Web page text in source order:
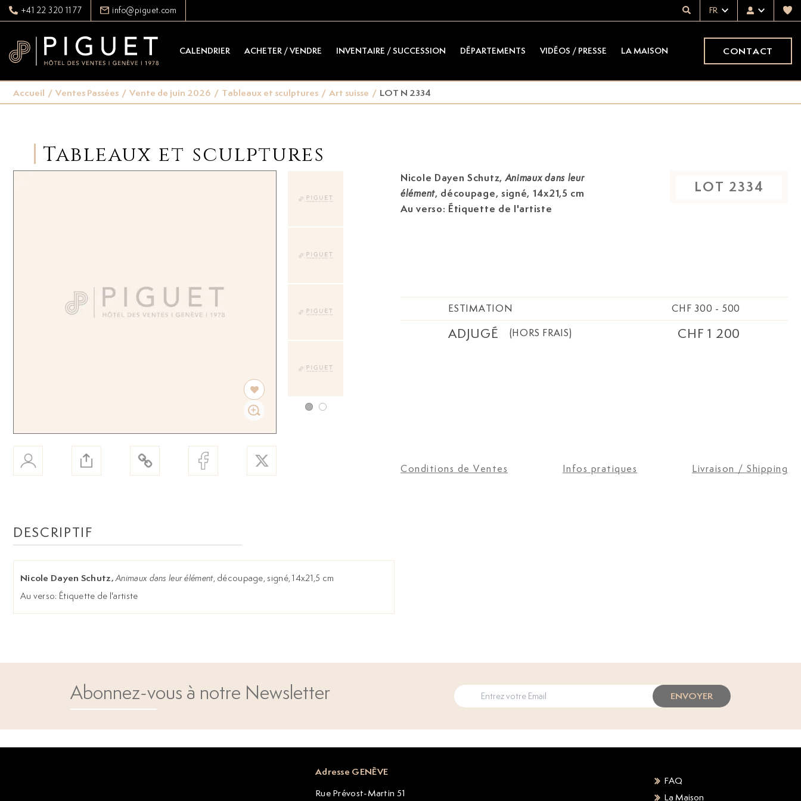
+41 22 320 11 77 info@piguet.com FR
CALENDRIER ACHETER / VENDRE INVENTAIRE / SUCCESSION DÉPARTEMENTS VIDÉOS / PRESSE LA MAISON CONTACT
Accueil / Ventes Passées / Vente de juin 2026 / Tableaux et sculptures / Art suisse / LOT N 2334
Tableaux et sculptures
Nicole Dayen Schutz, Animaux dans leur
élément, découpage, signé, 14x21,5 cm
Au verso: Étiquette de l'artiste
LOT 2334
ESTIMATION CHF 300 - 500
ADJUGÉ (HORS FRAIS) CHF 1 200
Conditions de Ventes Infos pratiques Livraison / Shipping
DESCRIPTIF
Nicole Dayen Schutz, Animaux dans leur élément, découpage, signé, 14x21,5 cm
Au verso: Étiquette de l'artiste
Abonnez-vous à notre Newsletter ENVOYER
Adresse GENÈVE
Rue Prévost-Martin 51
FAQ
La Maison